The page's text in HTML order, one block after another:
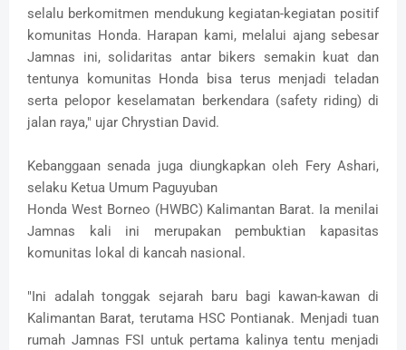
selalu berkomitmen mendukung kegiatan-kegiatan positif
komunitas Honda. Harapan kami, melalui ajang sebesar
Jamnas ini, solidaritas antar bikers semakin kuat dan
tentunya komunitas Honda bisa terus menjadi teladan
serta pelopor keselamatan berkendara (safety riding) di
jalan raya," ujar Chrystian David.
Kebanggaan senada juga diungkapkan oleh Fery Ashari,
selaku Ketua Umum Paguyuban
Honda West Borneo (HWBC) Kalimantan Barat. Ia menilai
Jamnas kali ini merupakan pembuktian kapasitas
komunitas lokal di kancah nasional.
"Ini adalah tonggak sejarah baru bagi kawan-kawan di
Kalimantan Barat, terutama HSC Pontianak. Menjadi tuan
rumah Jamnas FSI untuk pertama kalinya tentu menjadi